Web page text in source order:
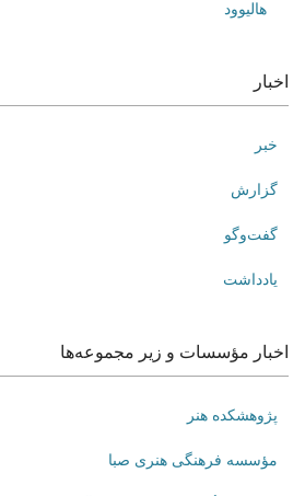
هالیوود
اخبار
خبر
گزارش
گفت‌وگو
یادداشت
اخبار مؤسسات و زیر مجموعه‌ها
پژوهشکده هنر
مؤسسه فرهنگی هنری صبا